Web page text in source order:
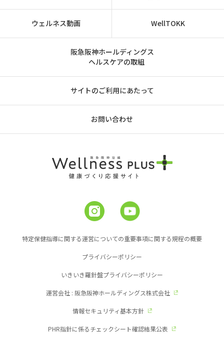
ウェルネス動画 WellTOKK
阪急阪神ホールディングス
ヘルスケアの取組
サイトのご利用にあたって
お問い合わせ
特定保健指導に関する運営についての重要事項に関する規程の概要
プライバシーポリシー
いきいき羅針盤プライバシーポリシー
運営会社 : 阪急阪神ホールディングス株式会社
情報セキュリティ基本方針
PHR指針に係るチェックシート確認結果公表